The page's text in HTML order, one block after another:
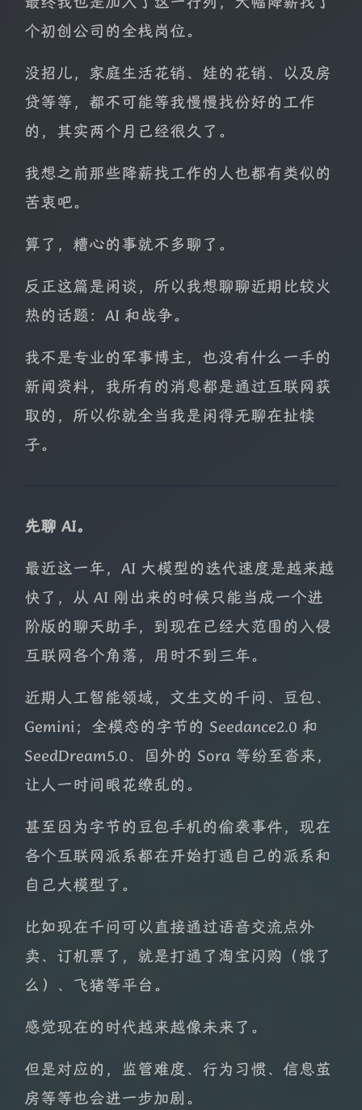
个初创公司的全栈岗位。
没招儿，家庭生活花销、娃的花销、以及房
贷等等，都不可能等我慢慢找份好的工作
的，其实两个月已经很久了。
我想之前那些降薪找工作的人也都有类似的
苦衷吧。
算了，糟心的事就不多聊了。
反正这篇是闲谈，所以我想聊聊近期比较火
热的话题：AI 和战争。
我不是专业的军事博主，也没有什么一手的
新闻资料，我所有的消息都是通过互联网获
取的，所以你就全当我是闲得无聊在扯犊
子。
先聊 AI。
最近这一年，AI 大模型的迭代速度是越来越
快了，从 AI 刚出来的时候只能当成一个进
阶版的聊天助手，到现在已经大范围的入侵
互联网各个角落，用时不到三年。
近期人工智能领域，文生文的千问、豆包、
Gemini；全模态的字节的 Seedance2.0 和
SeedDream5.0、国外的 Sora 等纷至沓来，
让人一时间眼花缭乱的。
甚至因为字节的豆包手机的偷袭事件，现在
各个互联网派系都在开始打通自己的派系和
自己大模型了。
比如现在千问可以直接通过语音交流点外
卖、订机票了，就是打通了淘宝闪购（饿了
么）、飞猪等平台。
感觉现在的时代越来越像未来了。
但是对应的，监管难度、行为习惯、信息茧
房等等也会进一步加剧。